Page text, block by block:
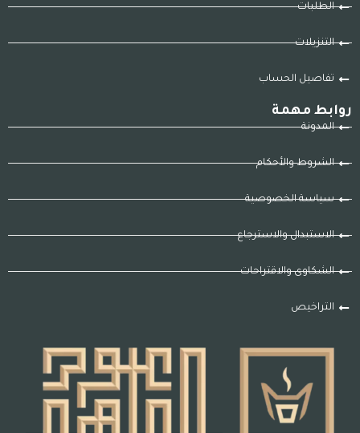
الطلبات
التنزيلات
تفاصيل الحساب
روابط مهمة
المدونة
الشروط والأحكام
سياسة الخصوصية
الاستبدال والاسترجاع
الشكاوى والاقتراحات
التراخيص